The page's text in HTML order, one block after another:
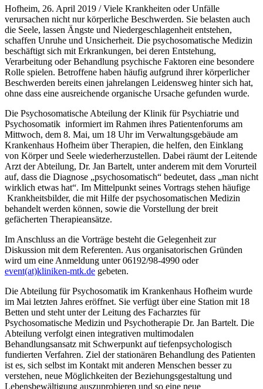
Hofheim, 26. April 2019 / Viele Krankheiten oder Unfälle
verursachen nicht nur körperliche Beschwerden. Sie belasten auch
die Seele, lassen Ängste und Niedergeschlagenheit entstehen,
schaffen Unruhe und Unsicherheit. Die psychosomatische Medizin
beschäftigt sich mit Erkrankungen, bei deren Entstehung,
Verarbeitung oder Behandlung psychische Faktoren eine besondere
Rolle spielen. Betroffene haben häufig aufgrund ihrer körperlicher
Beschwerden bereits einen jahrelangen Leidensweg hinter sich hat,
ohne dass eine ausreichende organische Ursache gefunden wurde.
Die Psychosomatische Abteilung der Klinik für Psychiatrie und
Psychosomatik informiert im Rahmen ihres Patientenforums am
Mittwoch, dem 8. Mai, um 18 Uhr im Verwaltungsgebäude am
Krankenhaus Hofheim über Therapien, die helfen, den Einklang
von Körper und Seele wiederherzustellen. Dabei räumt der Leitende
Arzt der Abteilung, Dr. Jan Bartelt, unter anderem mit dem Vorurteil
auf, dass die Diagnose „psychosomatisch“ bedeutet, dass „man nicht
wirklich etwas hat“. Im Mittelpunkt seines Vortrags stehen häufige
Krankheitsbilder, die mit Hilfe der psychosomatischen Medizin
behandelt werden können, sowie die Vorstellung der breit
gefächerten Therapieansätze.
Im Anschluss an die Vorträge besteht die Gelegenheit zur
Diskussion mit dem Referenten. Aus organisatorischen Gründen
wird um eine Anmeldung unter 06192/98-4990 oder
event(at)kliniken-mtk.de gebeten.
Die Abteilung für Psychosomatik im Krankenhaus Hofheim wurde
im Mai letzten Jahres eröffnet. Sie verfügt über eine Station mit 18
Betten und steht unter der Leitung des Facharztes für
Psychosomatische Medizin und Psychotherapie Dr. Jan Bartelt. Die
Abteilung verfolgt einen integrativen multimodalen
Behandlungsansatz mit Schwerpunkt auf tiefenpsychologisch
fundierten Verfahren. Ziel der stationären Behandlung des Patienten
ist es, sich selbst im Kontakt mit anderen Menschen besser zu
verstehen, neue Möglichkeiten der Beziehungsgestaltung und
Lebensbewältigung auszuprobieren und so eine neue